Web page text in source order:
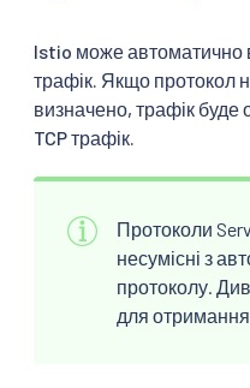
Istio може автоматично
трафік. Якщо протокол
визначено, трафік буде
TCP трафік.
Протоколи
несумісні з
протоколу. Див.
для отримання